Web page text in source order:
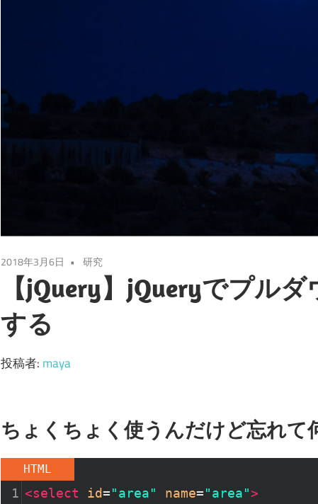
2018年3月6日 研究
【jQuery】jQueryでプル
する
投稿者: maya
ちょくちょく使うんだけど忘れて
HTML
1 <select id="area" name="area">